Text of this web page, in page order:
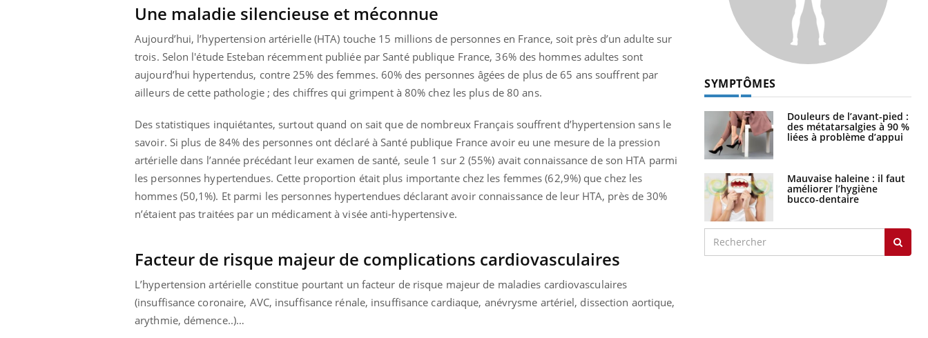
Une maladie silencieuse et méconnue
Aujourd’hui, l’hypertension artérielle (HTA) touche 15 millions de personnes en France, soit près d’un adulte sur
trois. Selon l'étude Esteban récemment publiée par Santé publique France, 36% des hommes adultes sont
aujourd’hui hypertendus, contre 25% des femmes. 60% des personnes âgées de plus de 65 ans souffrent par
ailleurs de cette pathologie ; des chiffres qui grimpent à 80% chez les plus de 80 ans.
Des statistiques inquiétantes, surtout quand on sait que de nombreux Français souffrent d’hypertension sans le
savoir. Si plus de 84% des personnes ont déclaré à Santé publique France avoir eu une mesure de la pression
artérielle dans l’année précédant leur examen de santé, seule 1 sur 2 (55%) avait connaissance de son HTA parmi
les personnes hypertendues. Cette proportion était plus importante chez les femmes (62,9%) que chez les
hommes (50,1%). Et parmi les personnes hypertendues déclarant avoir connaissance de leur HTA, près de 30%
n’étaient pas traitées par un médicament à visée anti-hypertensive.
Facteur de risque majeur de complications cardiovasculaires
L’hypertension artérielle constitue pourtant un facteur de risque majeur de maladies cardiovasculaires
(insuffisance coronaire, AVC, insuffisance rénale, insuffisance cardiaque, anévrysme artériel, dissection aortique,
arythmie, démence..)…
SYMPTÔMES
Douleurs de l’avant-pied :
des métatarsalgies à 90 %
liées à problème d’appui
Mauvaise haleine : il faut
améliorer l’hygiène
bucco-dentaire